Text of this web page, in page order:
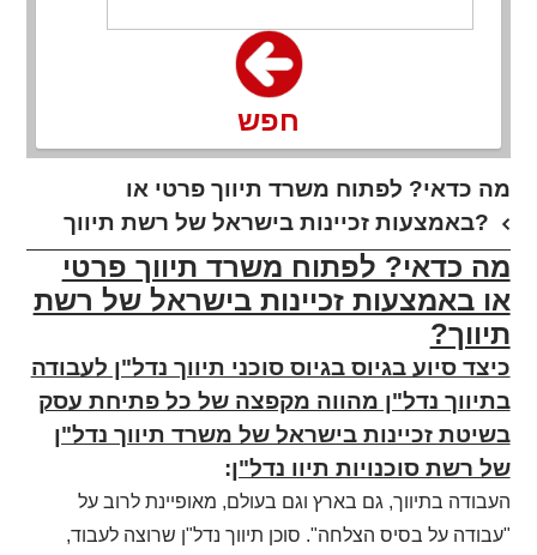
חפש
​מה כדאי? לפתוח משרד תיווך פרטי או
באמצעות זכיינות בישראל של רשת תיווך?
מה כדאי? לפתוח משרד תיווך פרטי
או באמצעות זכיינות בישראל של רשת
תיווך?
כיצד סיוע בגיוס בגיוס סוכני תיווך נדל"ן לעבודה
בתיווך נדל"ן מהווה מקפצה של כל פתיחת עסק
בשיטת זכיינות בישראל של משרד תיווך נדל"ן
של רשת סוכנויות תיוו נדל"ן:
העבודה בתיווך, גם בארץ וגם בעולם, מאופיינת לרוב על
"עבודה על בסיס הצלחה". סוכן תיווך נדל"ן שרוצה לעבוד,